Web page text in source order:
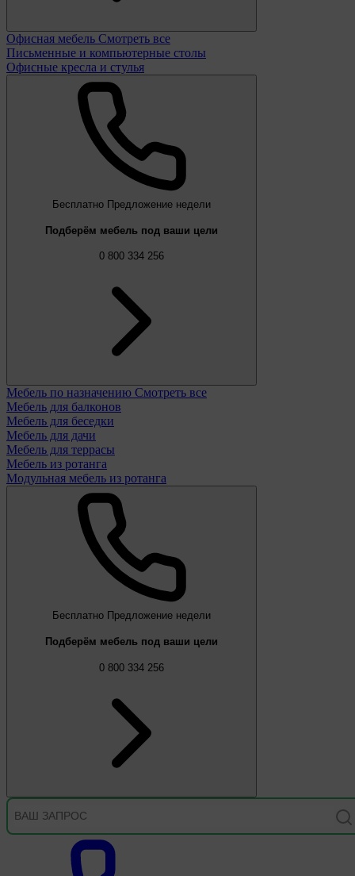
Офисная мебель Смотреть все
Письменные и компьютерные столы
Офисные кресла и стулья
Бесплатно Предложение недели
Подберём мебель под ваши цели
0 800 334 256
Мебель по назначению Смотреть все
Мебель для балконов
Мебель для беседки
Мебель для дачи
Мебель для террасы
Мебель из ротанга
Модульная мебель из ротанга
Бесплатно Предложение недели
Подберём мебель под ваши цели
0 800 334 256